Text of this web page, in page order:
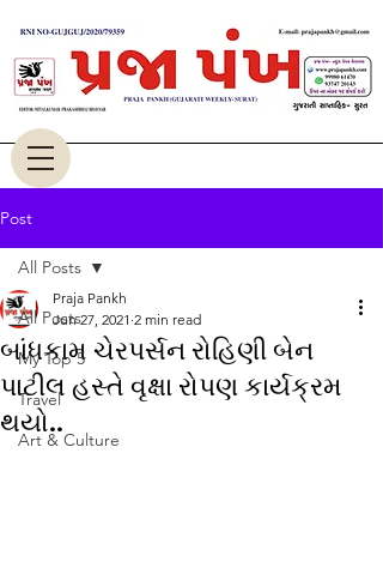
Post
All Posts
My Top 5
Travel
Art & Culture
All Posts
બાંધકામ ચેરપર્સન રોહિણી બેન
પાટીલ હસ્તે વૃક્ષા રોપણ કાર્યક્રમ
થયો..
Praja Pankh
Jun 27, 2021 2 min read